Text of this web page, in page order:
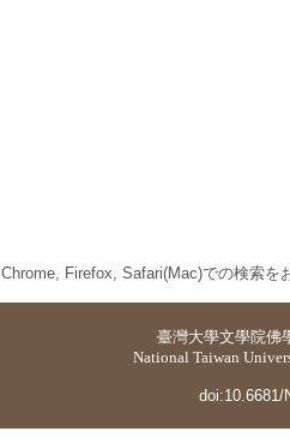
Chrome, Firefox, Safari(Mac)での検索を
臺灣大學文學院佛
National Taiwan
doi:10.6681/